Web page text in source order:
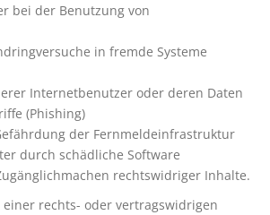
bei der Benutzung von
in fremde Systeme
Internetbenutzer oder deren Daten
(Phishing)
der Fernmeldeinfrastruktur
durch schädliche Software
rechtswidriger Inhalte.
einer rechts- oder vertragswidrigen